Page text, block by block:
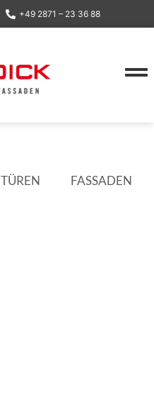
+49 2871 – 23 36 88
TÜREN FASSADEN